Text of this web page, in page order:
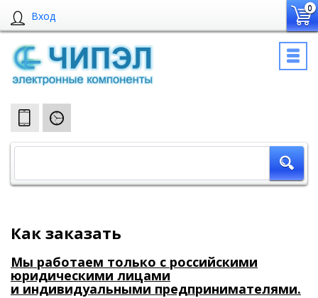
Вход
0
Как заказать
Мы работаем только с российскими
юридическими лицами
и индивидуальными предпринимателями.